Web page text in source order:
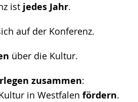
ist jedes Jahr.
auf der Konferenz.
über die Kultur.
zusammen:
in Westfalen fördern.